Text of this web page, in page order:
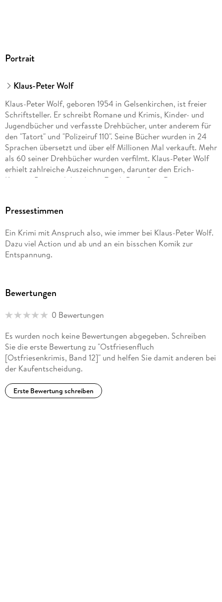
Portrait
Klaus-Peter Wolf
Klaus-Peter Wolf, geboren 1954 in Gelsenkirchen, ist freier
Schriftsteller. Er schreibt Romane und Krimis, Kinder- und
Jugendbücher und verfasste Drehbücher, unter anderem für
den "Tatort" und "Polizeiruf 110". Seine Bücher wurden in 24
Sprachen übersetzt und über elf Millionen Mal verkauft. Mehr
als 60 seiner Drehbücher wurden verfilmt. Klaus-Peter Wolf
erhielt zahlreiche Auszeichnungen, darunter den Erich-
Kästner-Preis und den Anne-Frank-Preis. Sein Roman
Romane seiner Serie mit Hauptkommissarin Ann Kathrin
Spiegel-Bestsellerliste, derzeit werden einige Bücher der
Serie prominent fürs ZDF verfilmt. "Ostfriesenkiller"
begeisterte Millionen von Zuschauern. Klaus-Peter Wolf lebt
Pressestimmen
Ein Krimi mit Anspruch also, wie immer bei Klaus-Peter Wolf.
Dazu viel Action und ab und an ein bisschen Komik zur
Entspannung.
Bewertungen
0 Bewertungen
Es wurden noch keine Bewertungen abgegeben. Schreiben
Sie die erste Bewertung zu "Ostfriesenfluch
[Ostfriesenkrimis, Band 12]" und helfen Sie damit anderen bei
der Kaufentscheidung.
Erste Bewertung schreiben